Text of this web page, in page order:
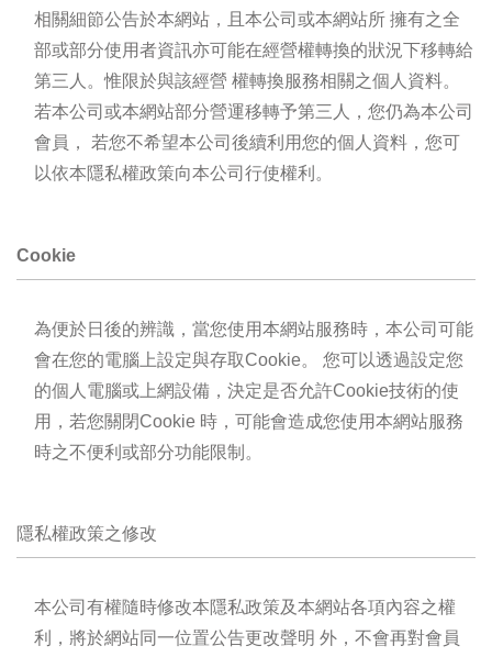
相關細節公告於本網站，且本公司或本網站所 擁有之全
部或部分使用者資訊亦可能在經營權轉換的狀況下移轉給
第三人。惟限於與該經營 權轉換服務相關之個人資料。
若本公司或本網站部分營運移轉予第三人，您仍為本公司
會員， 若您不希望本公司後續利用您的個人資料，您可
以依本隱私權政策向本公司行使權利。
Cookie
為便於日後的辨識，當您使用本網站服務時，本公司可能
會在您的電腦上設定與存取Cookie。 您可以透過設定您
的個人電腦或上網設備，決定是否允許Cookie技術的使
用，若您關閉Cookie 時，可能會造成您使用本網站服務
時之不便利或部分功能限制。
隱私權政策之修改
本公司有權隨時修改本隱私政策及本網站各項內容之權
利，將於網站同一位置公告更改聲明 外，不會再對會員